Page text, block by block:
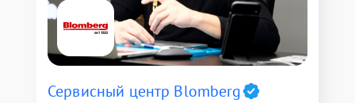
Сервисный центр Blomberg